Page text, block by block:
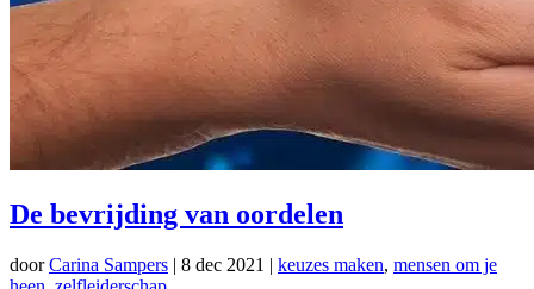
De bevrijding van oordelen
doorCarina Sampers | 8 dec 2021 | keuzes maken, mensen om je